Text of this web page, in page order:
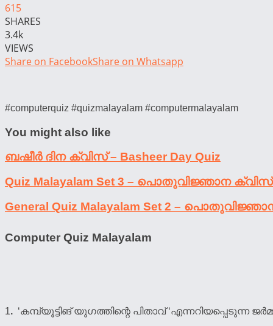
615
SHARES
3.4k
VIEWS
Share on FacebookShare on Whatsapp
#computerquiz #quizmalayalam #computermalayalam
You might also like
ബഷീര്‍ ദിന ക്വിസ് – Basheer Day Quiz
Quiz Malayalam Set 3 – പൊതുവിജ്ഞാന
General Quiz Malayalam Set 2 –
Computer Quiz Malayalam
1. ‘കമ്പ്യൂട്ടിങ് യുഗത്തിന്റെ പിതാവ് ‘എന്നറിയപ്പെടുന്ന